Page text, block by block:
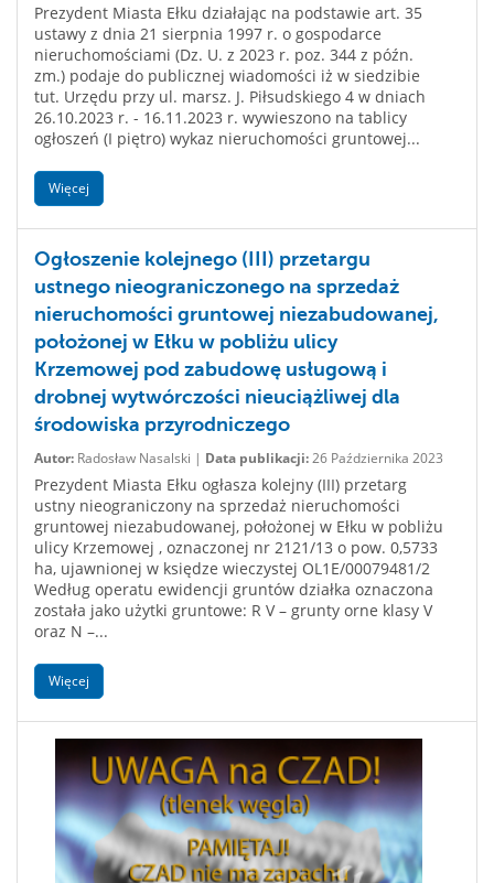
Prezydent Miasta Ełku działając na podstawie art. 35
ustawy z dnia 21 sierpnia 1997 r. o gospodarce
nieruchomościami (Dz. U. z 2023 r. poz. 344 z późn.
zm.) podaje do publicznej wiadomości iż w siedzibie
tut. Urzędu przy ul. marsz. J. Piłsudskiego 4 w dniach
26.10.2023 r. - 16.11.2023 r. wywieszono na tablicy
ogłoszeń (I piętro) wykaz nieruchomości gruntowej...
Więcej
Ogłoszenie kolejnego (III) przetargu
ustnego nieograniczonego na sprzedaż
nieruchomości gruntowej niezabudowanej,
położonej w Ełku w pobliżu ulicy
Krzemowej pod zabudowę usługową i
drobnej wytwórczości nieuciążliwej dla
środowiska przyrodniczego
Autor: Radosław Nasalski | Data publikacji:26 Października 2023
Prezydent Miasta Ełku ogłasza kolejny (III) przetarg
ustny nieograniczony na sprzedaż nieruchomości
gruntowej niezabudowanej, położonej w Ełku w pobliżu
ulicy Krzemowej , oznaczonej nr 2121/13 o pow. 0,5733
ha, ujawnionej w księdze wieczystej OL1E/00079481/2
Według operatu ewidencji gruntów działka oznaczona
została jako użytki gruntowe: R V – grunty orne klasy V
oraz N –...
Więcej